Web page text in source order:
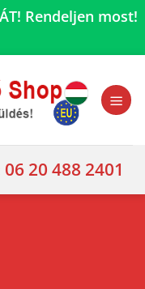
Rendeljen most!
06 20 488 2401